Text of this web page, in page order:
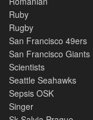
Ruby
Rugby
San Francisco 49ers
San Francisco Giants
Scientists
Seattle Seahawks
Sepsis OSK
Singer